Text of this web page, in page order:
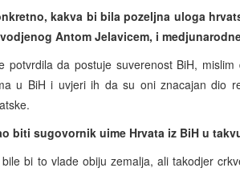
kakva bi bila pozeljna uloga
Antom Jelavicem, i
potvrdila da postuje suverenost BiH,
u BiH i uvjeri ih da su oni znacajan dio
biti sugovornik uime Hrvata iz BiH u
bi to vlade obiju zemalja, ali takodjer